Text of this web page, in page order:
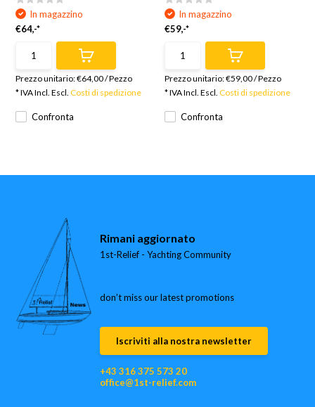
Confronta
In magazzino
€64,-*
Prezzo unitario:€64,00/Pezzo
* IVA Incl. Escl.Costi di spedizione
Confronta
In magazzino
€59,-*
Prezzo unitario:€59,00/Pezzo
* IVA Incl. Escl. Costi di spedizione
Rimani aggiornato
1st-Relief - Yachting Community
don’t miss our latest promotions
Iscriviti alla nostra newsletter
+43 316 375 573 20
office@1st-relief.com